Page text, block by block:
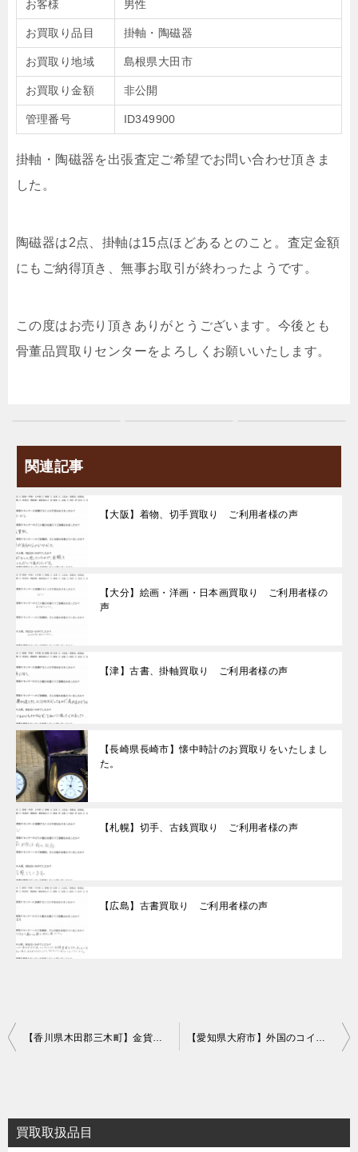
お客様 男性
お買取り品目 掛軸・陶磁器
お買取り地域 島根県大田市
お買取り金額 非公開
管理番号 ID349900
掛軸・陶磁器を出張査定ご希望でお問い合わせ頂きま
した。
陶磁器は2点、掛軸は15点ほどあるとのこと。査定金額
にもご納得頂き、無事お取引が終わったようです。
この度はお売り頂きありがとうございます。今後とも
骨董品買取りセンターをよろしくお願いいたします。
関連記事
【大阪】着物、切手買取り ご利用者様の声
【大分】絵画・洋画・日本画買取り ご利用者様の
声
【津】古書、掛軸買取り ご利用者様の声
【長崎県長崎市】懐中時計のお買取りをいたしまし
た。
【札幌】切手、古銭買取り ご利用者様の声
【広島】古書買取り ご利用者様の声
投
ゲ
【香川県木田郡三木町】金貨・外国のコイン・外国のお菓子のコインのお買取りをいたしました。 【愛知県大府市】外国のコイン、古金銀などのお買取りをいたしました。
買取取扱品目